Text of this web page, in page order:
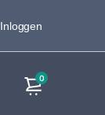
Inloggen
0